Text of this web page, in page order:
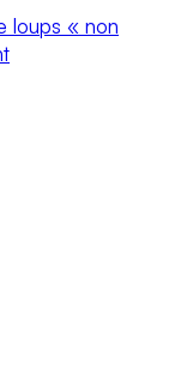
loups « non